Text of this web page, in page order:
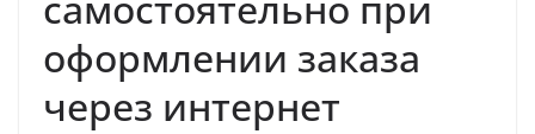
оформлении заказа
через интернет